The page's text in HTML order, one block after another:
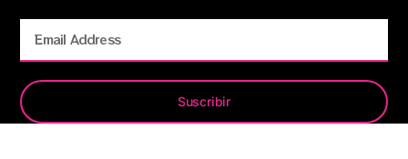
Suscribir